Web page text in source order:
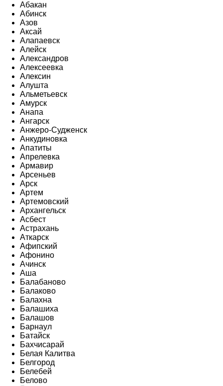
Абакан
Абинск
Азов
Аксай
Алапаевск
Алейск
Александров
Алексеевка
Алексин
Алушта
Альметьевск
Амурск
Анапа
Ангарск
Анжеро-Судженск
Анкудиновка
Апатиты
Апрелевка
Армавир
Арсеньев
Арск
Артем
Артемовский
Архангельск
Асбест
Астрахань
Аткарск
Афипский
Афонино
Ачинск
Аша
Балабаново
Балаково
Балахна
Балашиха
Балашов
Барнаул
Батайск
Бахчисарай
Белая Калитва
Белгород
Белебей
Белово